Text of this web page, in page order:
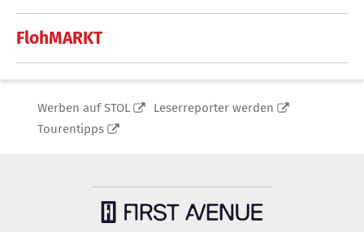
FlohMARKT
Werben auf STOL
Leserreporter werden
Tourentipps